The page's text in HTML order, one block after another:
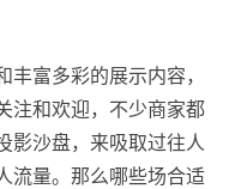
富多彩的展示内容，
注和欢迎，不少商家都
影沙盘，来吸取过往人
流量。那么哪些场合适